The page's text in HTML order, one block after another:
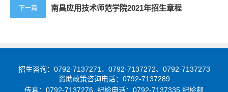
下一篇 南昌应用技术师范学院2021年招生章程
招生咨询：0792-7137271、0792-7137272、0792-7137273
资助政策咨询电话：0792-7137289
传真：0792-7137276 纪检电话：0792-7137335 纪检邮